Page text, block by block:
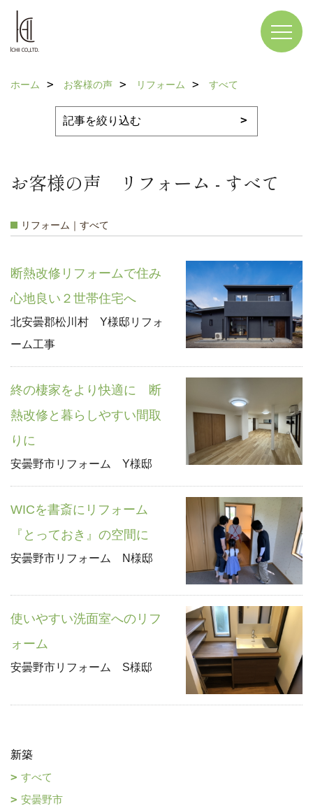
ホーム お客様の声 リフォーム すべて
お客様の声 リフォーム - すべて
リフォーム｜すべて
断熱改修リフォームで住み
心地良い２世帯住宅へ
北安曇郡松川村 Y様邸リフォ
ーム工事
終の棲家をより快適に 断
熱改修と暮らしやすい間取
りに
安曇野市リフォーム Y様邸
WICを書斎にリフォーム
『とっておき』の空間に
安曇野市リフォーム N様邸
使いやすい洗面室へのリフ
ォーム
安曇野市リフォーム S様邸
新築
すべて
安曇野市